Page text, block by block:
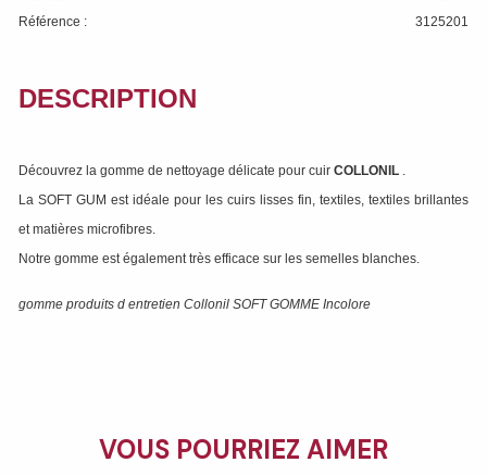
Référence :
3125201
DESCRIPTION
Découvrez la gomme de nettoyage délicate pour cuir COLLONIL .
La SOFT GUM est idéale pour les cuirs lisses fin, textiles, textiles brillantes
et matières microfibres.
Notre gomme est également très efficace sur les semelles blanches.
gomme produits d entretien Collonil SOFT GOMME Incolore
VOUS POURRIEZ AIMER